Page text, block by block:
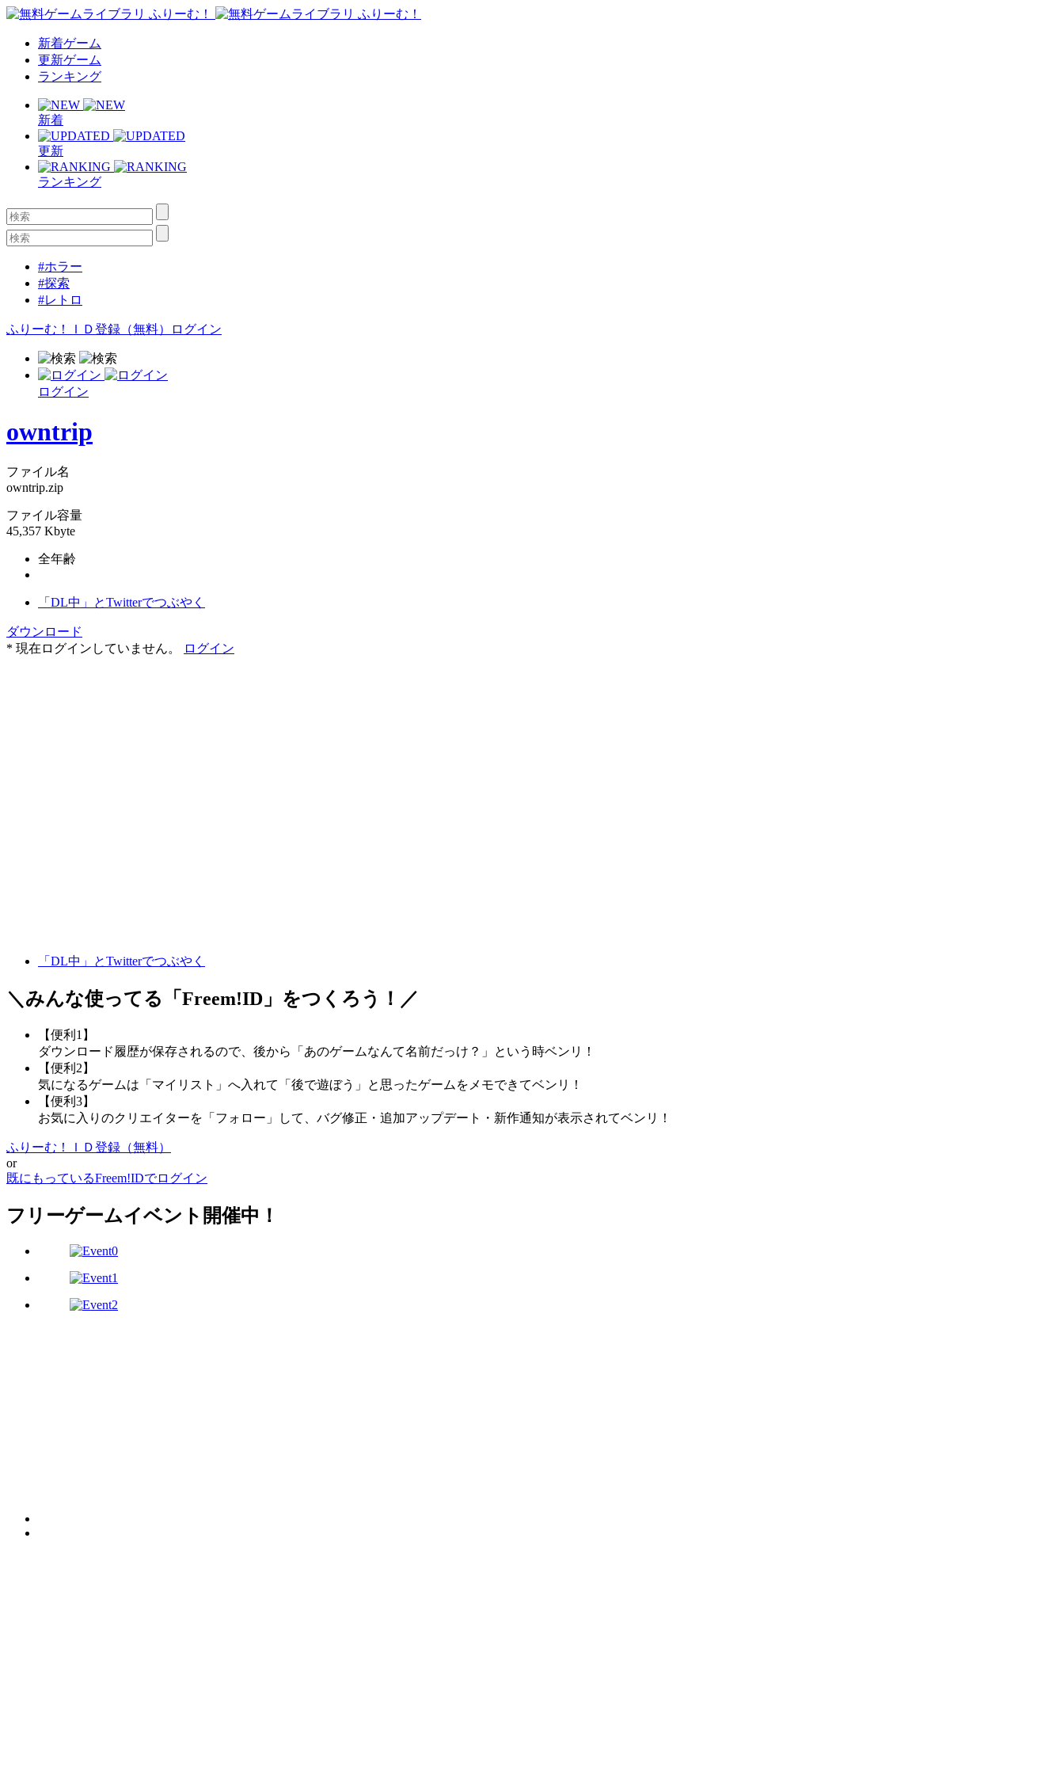
新着ゲーム
更新ゲーム
ランキング
新着
更新
ランキング
#ホラー
#探索
#レトロ
ふりーむ！ＩＤ登録（無料） ログイン
ログイン
owntrip
ファイル名
owntrip.zip
ファイル容量
45,357 Kbyte
全年齢
「DL中」とTwitterでつぶやく
ダウンロード
* 現在ログインしていません。
ログイン
「DL中」とTwitterでつぶやく
＼みんな使ってる「 Freem!ID 」をつくろう！／
【便利1】
ダウンロード履歴が保存されるので、後から「あのゲームなんて名前だっけ？」という時ベンリ！
【便利2】
気になるゲームは「マイリスト」へ入れて「後で遊ぼう」と思ったゲームをメモできてベンリ！
【便利3】
お気に入りのクリエイターを「フォロー」して、バグ修正・追加アップデート・新作通知が表示されてベンリ！
ふりーむ！ＩＤ登録（無料）
or
既にもっているFreem!IDでログイン
フリーゲームイベント開催中！